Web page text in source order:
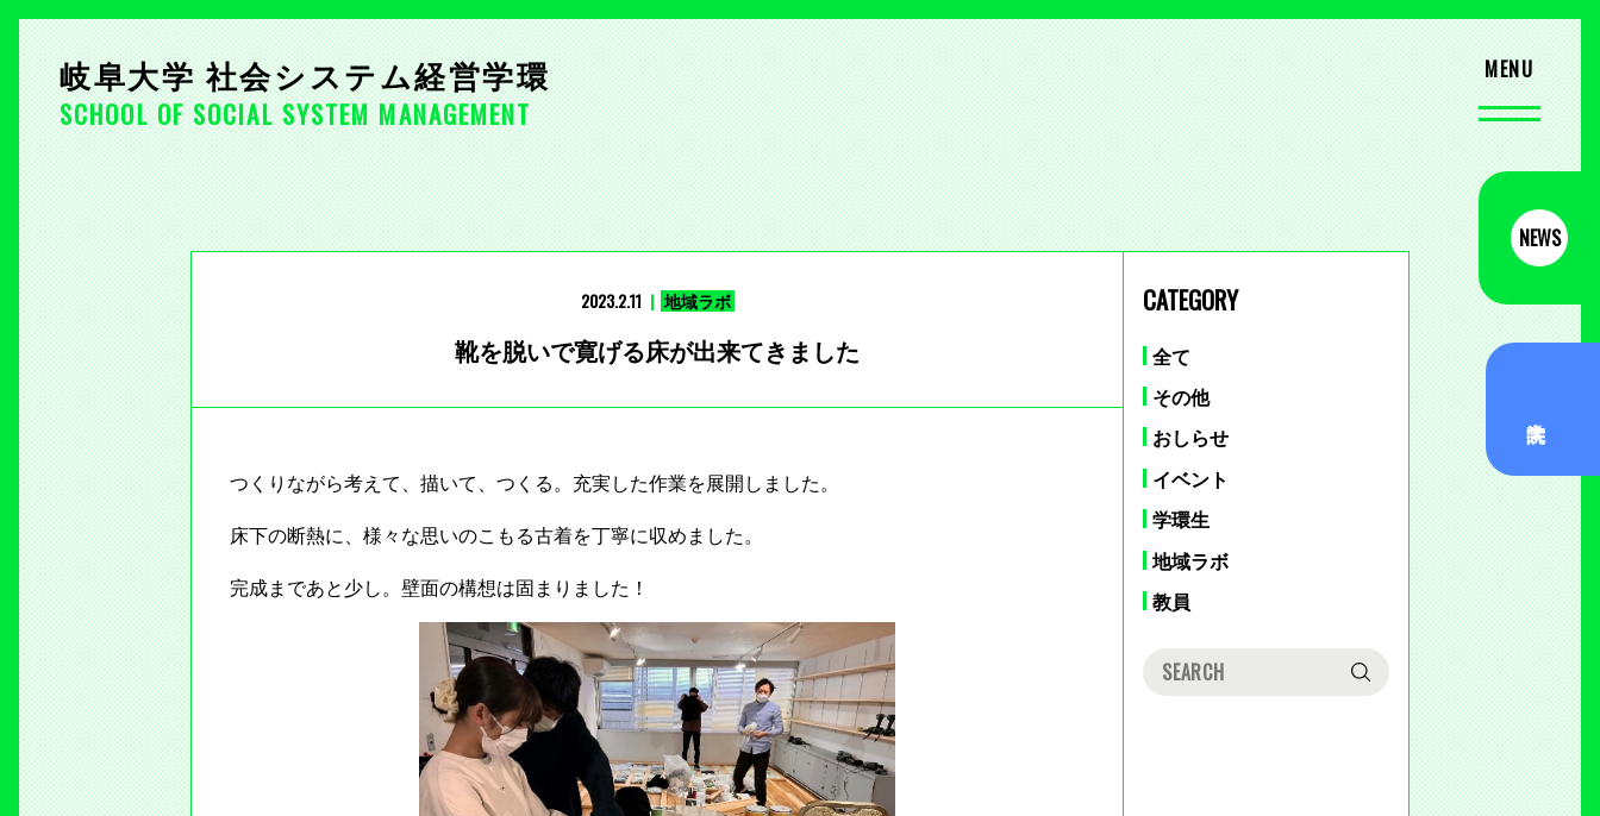
岐阜大学 社会システム経営学環
SCHOOL OF SOCIAL SYSTEM MANAGEMENT
NEWS
2023.2.11 地域ラボ
靴を脱いで寛げる床が出来てきました
つくりながら考えて、描いて、つくる。充実した作業を展開しました。
床下の断熱に、様々な思いのこもる古着を丁寧に収めました。
完成まであと少し。壁面の構想は固まりました！
CATEGORY
全て
その他
おしらせ
イベント
学環生
地域ラボ
教員